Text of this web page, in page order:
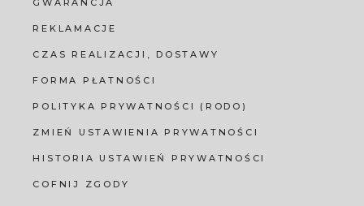
GWARANCJA
REKLAMACJE
CZAS REALIZACJI, DOSTAWY
FORMA PŁATNOŚCI
POLITYKA PRYWATNOŚCI (RODO)
ZMIEŃ USTAWIENIA PRYWATNOŚCI
HISTORIA USTAWIEŃ PRYWATNOŚCI
COFNIJ ZGODY